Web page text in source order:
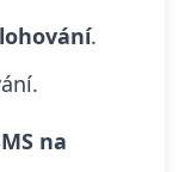
.
na